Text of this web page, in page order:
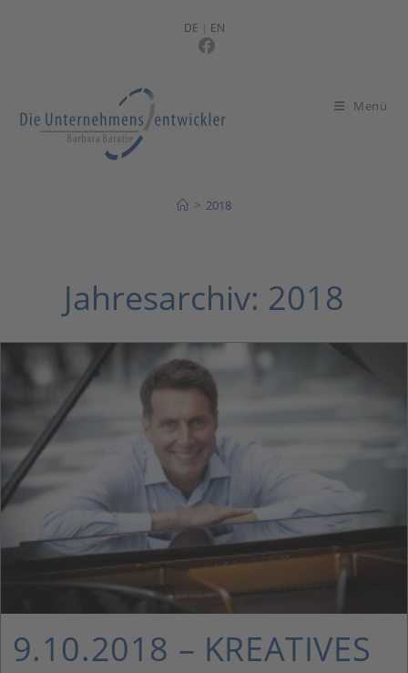
DE EN
Menü
Jahresarchiv: 2018
> 2018
9.10.2018 – KREATIVES